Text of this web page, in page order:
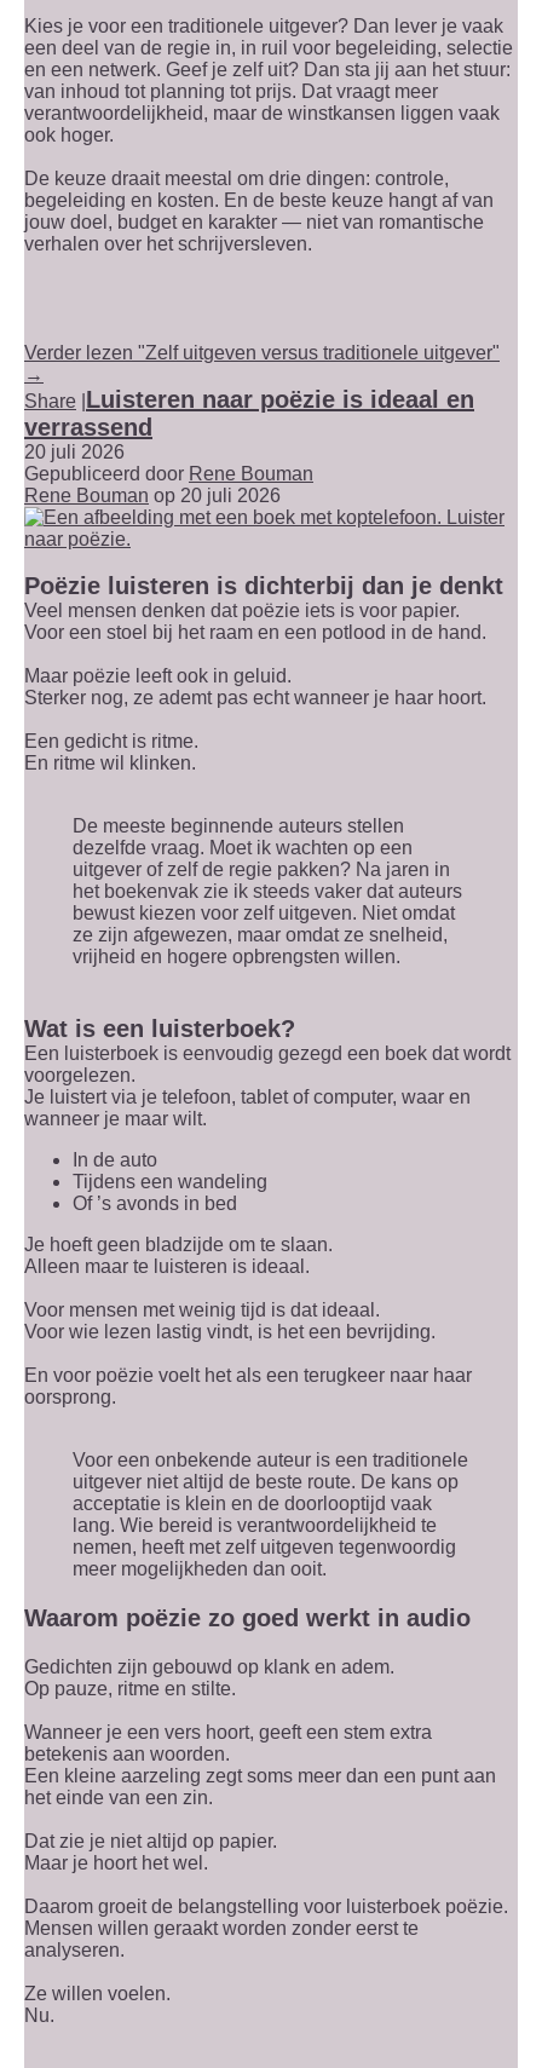
Kies je voor een traditionele uitgever? Dan lever je vaak
een deel van de regie in, in ruil voor begeleiding, selectie
en een netwerk. Geef je zelf uit? Dan sta jij aan het stuur:
van inhoud tot planning tot prijs. Dat vraagt meer
verantwoordelijkheid, maar de winstkansen liggen vaak
ook hoger.
De keuze draait meestal om drie dingen: controle,
begeleiding en kosten. En de beste keuze hangt af van
jouw doel, budget en karakter — niet van romantische
verhalen over het schrijversleven.
Verder lezen "Zelf uitgeven versus traditionele uitgever"
→
Share Luisteren naar poëzie is ideaal en
verrassend
20 juli 2026
Gepubliceerd door Rene Bouman
Rene Bouman op 20 juli 2026
Poëzie luisteren is dichterbij dan je denkt
Veel mensen denken dat poëzie iets is voor papier.
Voor een stoel bij het raam en een potlood in de hand.
Maar poëzie leeft ook in geluid.
Sterker nog, ze ademt pas echt wanneer je haar hoort.
Een gedicht is ritme.
En ritme wil klinken.
De meeste beginnende auteurs stellen
dezelfde vraag. Moet ik wachten op een
uitgever of zelf de regie pakken? Na jaren in
het boekenvak zie ik steeds vaker dat auteurs
bewust kiezen voor zelf uitgeven. Niet omdat
ze zijn afgewezen, maar omdat ze snelheid,
vrijheid en hogere opbrengsten willen.
Wat is een luisterboek?
Een luisterboek is eenvoudig gezegd een boek dat wordt
voorgelezen.
Je luistert via je telefoon, tablet of computer, waar en
wanneer je maar wilt.
In de auto
Tijdens een wandeling
Of ’s avonds in bed
Je hoeft geen bladzijde om te slaan.
Alleen maar te luisteren is ideaal.
Voor mensen met weinig tijd is dat ideaal.
Voor wie lezen lastig vindt, is het een bevrijding.
En voor poëzie voelt het als een terugkeer naar haar
oorsprong.
Voor een onbekende auteur is een traditionele
uitgever niet altijd de beste route. De kans op
acceptatie is klein en de doorlooptijd vaak
lang. Wie bereid is verantwoordelijkheid te
nemen, heeft met zelf uitgeven tegenwoordig
meer mogelijkheden dan ooit.
Waarom poëzie zo goed werkt in audio
Gedichten zijn gebouwd op klank en adem.
Op pauze, ritme en stilte.
Wanneer je een vers hoort, geeft een stem extra
betekenis aan woorden.
Een kleine aarzeling zegt soms meer dan een punt aan
het einde van een zin.
Dat zie je niet altijd op papier.
Maar je hoort het wel.
Daarom groeit de belangstelling voor luisterboek poëzie.
Mensen willen geraakt worden zonder eerst te
analyseren.
Ze willen voelen.
Nu.